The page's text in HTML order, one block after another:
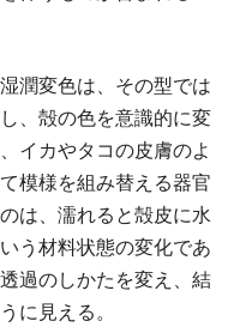
潤変色は、その型では
、殻の色を意識的に変
イカやタコの皮膚のよ
模様を組み替える器官
は、濡れると殻皮に水
う材料状態の変化であ
過のしかたを変え、結
に見える。